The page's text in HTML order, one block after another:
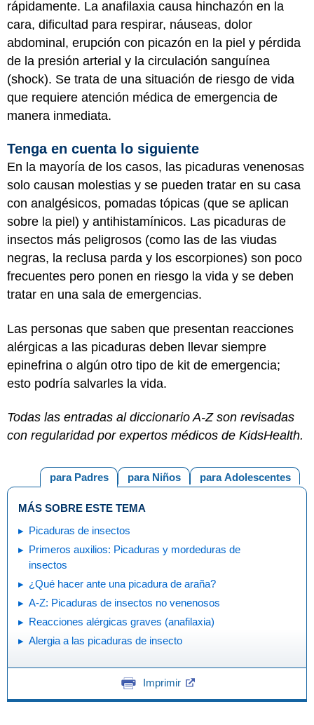
rápidamente. La anafilaxia causa hinchazón en la
cara, dificultad para respirar, náuseas, dolor
abdominal, erupción con picazón en la piel y pérdida
de la presión arterial y la circulación sanguínea
(shock). Se trata de una situación de riesgo de vida
que requiere atención médica de emergencia de
manera inmediata.
Tenga en cuenta lo siguiente
En la mayoría de los casos, las picaduras venenosas
solo causan molestias y se pueden tratar en su casa
con analgésicos, pomadas tópicas (que se aplican
sobre la piel) y antihistamínicos. Las picaduras de
insectos más peligrosos (como las de las viudas
negras, la reclusa parda y los escorpiones) son poco
frecuentes pero ponen en riesgo la vida y se deben
tratar en una sala de emergencias.
Las personas que saben que presentan reacciones
alérgicas a las picaduras deben llevar siempre
epinefrina o algún otro tipo de kit de emergencia;
esto podría salvarles la vida.
Todas las entradas al diccionario A-Z son revisadas
con regularidad por expertos médicos de KidsHealth.
para Adolescentes
para Niños
para Padres
MÁS SOBRE ESTE TEMA
Picaduras de insectos
Primeros auxilios: Picaduras y mordeduras de
insectos
¿Qué hacer ante una picadura de araña?
A-Z: Picaduras de insectos no venenosos
Reacciones alérgicas graves (anafilaxia)
Alergia a las picaduras de insecto
Imprimir